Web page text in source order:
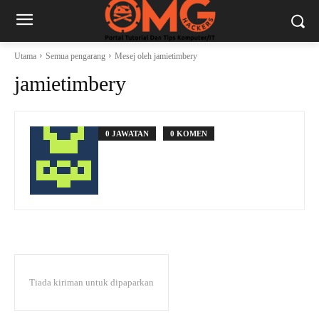
Utama Semua pengarang Mesej oleh jamietimbery
jamietimbery
0 JAWATAN 0 KOMEN
Tiada kiriman untuk dipaparkan